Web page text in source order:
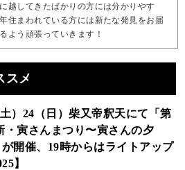
越してきたばかりの方には分かりやす
住まわれている方には新たな発見をお届
よう頑張っていきます！
スメ
）24（日）柴又帝釈天にて「第
・寅さんまつり〜寅さんの夕
開催、19時からはライトアップ
】